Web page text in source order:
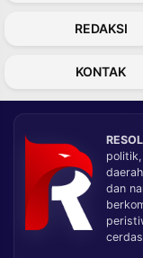
REDAKSI
KONTAK
dan